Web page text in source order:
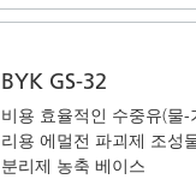
BYK GS-32
비용 효율적인 수중유(물-
리용 에멀전 파괴제 조성
분리제 농축 베이스